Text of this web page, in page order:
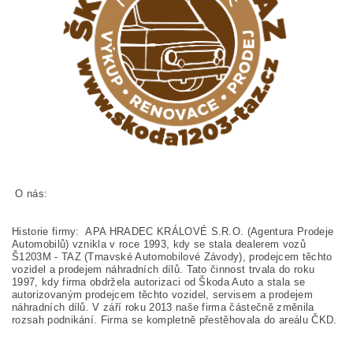
O nás:
Historie firmy: APA HRADEC KRÁLOVÉ S.R.O. (Agentura Prodeje
Automobilů) vznikla v roce 1993, kdy se stala dealerem vozů
Š1203M - TAZ (Trnavské Automobilové Závody), prodejcem těchto
vozidel a prodejem náhradních dílů. Tato činnost trvala do roku
1997, kdy firma obdržela autorizaci od Škoda Auto a stala se
autorizovaným prodejcem těchto vozidel, servisem a prodejem
náhradních dílů.V září roku 2013 naše firma částečně změnila
rozsah podnikání. Firma se kompletně přestěhovala do areálu ČKD.